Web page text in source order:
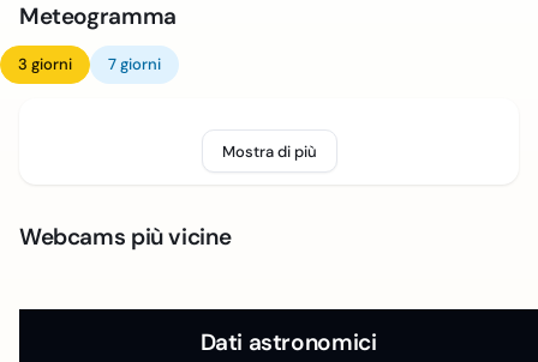
Meteogramma
3 giorni 7 giorni
Mostra di più
Webcams più vicine
Dati astronomici